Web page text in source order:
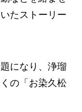
たストーリー
になり、浄瑠
の「お染久松